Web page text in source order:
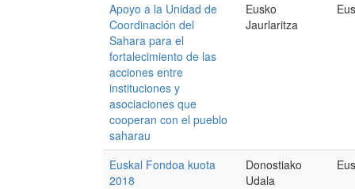
Apoyo a la Unidad de
Coordinación del
Sahara para el
fortalecimiento de las
acciones entre
instituciones y
asociaciones que
cooperan con el pueblo
saharau
Eusko
Jaurlaritza
Euskal Fondoa kuota
2018
Donostiako
Udala